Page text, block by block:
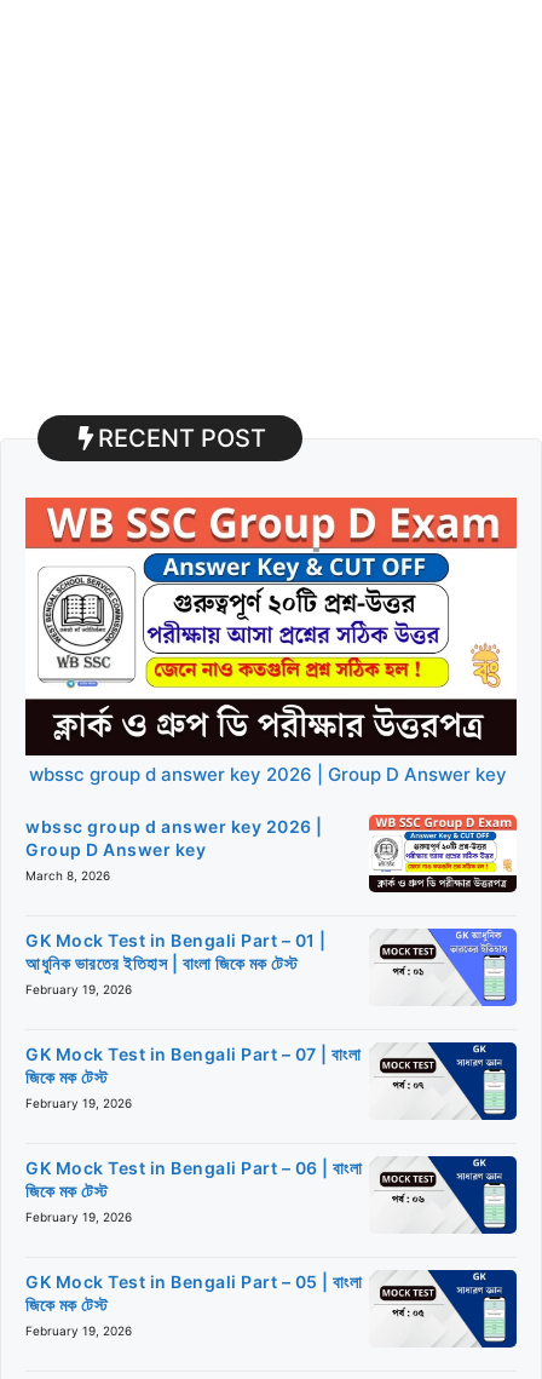
RECENT POST
wbssc group d answer key 2026 | Group D Answer key
wbssc group d answer key 2026 |
Group D Answer key
March 8, 2026
GK Mock Test in Bengali Part – 01 |
আধুনিক ভারতের ইতিহাস | বাংলা জিকে মক টেস্ট
February 19, 2026
GK Mock Test in Bengali Part – 07 | বাংলা
জিকে মক টেস্ট
February 19, 2026
GK Mock Test in Bengali Part – 06 | বাংলা
জিকে মক টেস্ট
February 19, 2026
GK Mock Test in Bengali Part – 05 | বাংলা
জিকে মক টেস্ট
February 19, 2026